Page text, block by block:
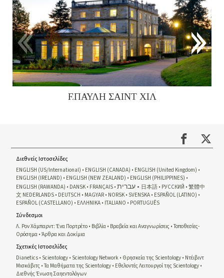
ΕΠΑΥΛΗ ΣΑΙΝΤ ΧΙΛ
Διεθνείς Ιστοσελίδες
ENGLISH (US/International) ENGLISH (CANADA)
ENGLISH (United Kingdom)
ENGLISH (IRELAND)
ENGLISH (NEW ZEALAND)
ENGLISH (PHILIPPINES)
ENGLISH (RAWANDA)
DANSK FRANÇAIS עברית 日本語 РУССКИЙ
繁體中
文 NEDERLANDS DEUTSCH MAGYAR NORSK SVENSKA ESPAÑOL (LATINO)
ESPAÑOL (CASTELLANO)
ΕΛΛΗΝΙΚA ITALIANO PORTUGUÊS
Σύνδεσμοι
Λ. Ρον Χάμπαρντ: Ένα Πορτρέτο Βιβλία Βραβεία και Αναγνωρίσεις
Τοποθεσίες-
Ορόσημα Άρθρα και Δοκίμια
Σχετικές Ιστοσελίδες
Dianetics Scientology Scientology Network Θρησκεία της Scientology Ντέιβιντ
Μισκάβιτς
Τα Μαθήματα της Scientology Εθελοντές Λειτουργοί της Scientology
Διεθνής Ένωση Σαηεντολόγων